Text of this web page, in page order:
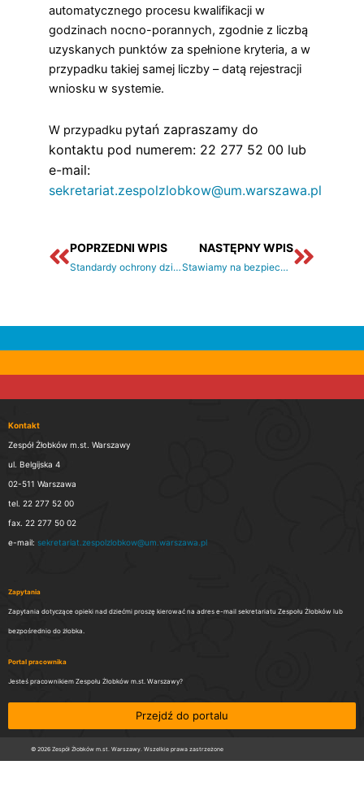
automatycznego procesu kwalifikacji w
godzinach nocno-porannych, zgodnie z liczbą
uzyskanych punktów za spełnione kryteria, a w
przypadku takiej samej liczby – datą rejestracji
wniosku w systemie.
W przypadku pytań zapraszamy do
kontaktu pod numerem: 22 277 52 00 lub
e-mail:
sekretariat.zespolzlobkow@um.warszawa.pl
Prev
POPRZEDNI WPIS
Standardy ochrony dzieci przed krzywdzeniem w żłobkach m.st. Warszawy
NASTĘPNY WPIS
Stawiamy na bezpieczeństwo – AED i pierwsza pomoc w żłobkach i punktach dziennego opiekuna m.st. Warszawy
Kontakt
Zespół Żłobków m.st. Warszawy
ul. Belgijska 4
02-511 Warszawa
tel. 22 277 52 00
fax. 22 277 50 02
e-mail: sekretariat.zespolzlobkow@um.warszawa.pl
Zapytania
Zapytania dotyczące opieki nad dziećmi proszę kierować na adres e-mail sekretariatu Zespołu Żłobków lub
bezpośrednio do żłobka.
Portal pracownika
Jesteś pracownikiem Zespołu Żłobków m.st. Warszawy?
Przejdź do portalu
© 2026 Zespół Żłobków m.st. Warszawy. Wszelkie prawa zastrzeżone